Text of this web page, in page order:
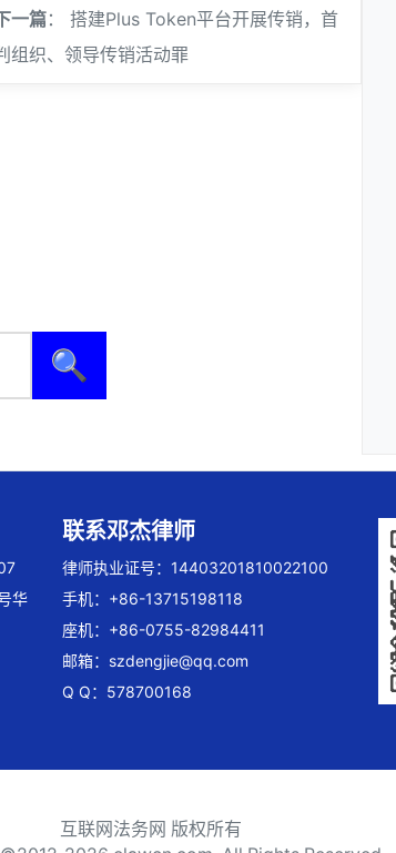
一篇： 搭建Plus Token平台开展传销，首
组织、领导传销活动罪
🔍
华
联系邓杰律师
律师执业证号：14403201810022100
手机：+86-13715198118
座机：+86-0755-82984411
邮箱： szdengjie@qq.com
Q Q：578700168
互联网法务网 版权所有